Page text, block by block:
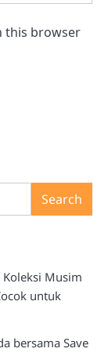
this browser
Search
Musim
untuk
bersama Save